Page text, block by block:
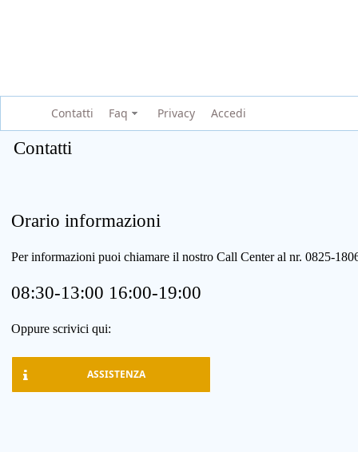
Contatti Faq Privacy Accedi
Contatti
Orario informazioni
Per informazioni puoi chiamare il nostro Call Center al nr. 0825-
08:30-13:00 16:00-19:00
Oppure scrivici qui:
ASSISTENZA